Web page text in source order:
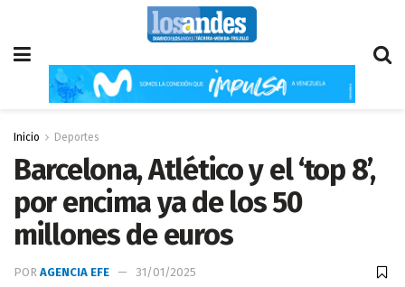
Inicio Deportes
Barcelona, Atlético y el ‘top 8’,
por encima ya de los 50
millones de euros
POR AGENCIA EFE 31/01/2025